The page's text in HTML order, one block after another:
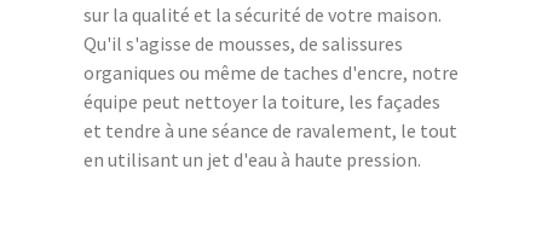
sur la qualité et la sécurité de votre maison.
Qu'il s'agisse de mousses, de salissures
organiques ou même de taches d'encre, notre
équipe peut nettoyer la toiture, les façades
et tendre à une séance de ravalement, le tout
en utilisant un jet d'eau à haute pression.